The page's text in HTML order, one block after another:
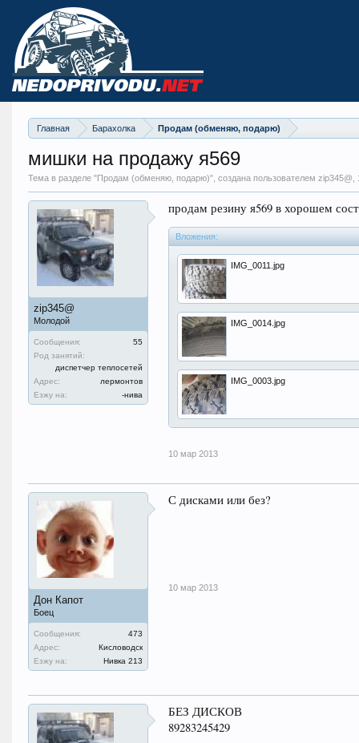
Главная Барахолка Продам (обменяю, подарю)
мишки на продажу я569
Тема в разделе "Продам (обменяю, подарю)", создана пользователем zip345@,
zip345@
Молодой
Сообщения:
55
Род занятий:
диспетчер теплосетей
Адрес:
лермонтов
Езжу на:
-нива
продам резину я569 в хорошем
Вложения:
IMG_0011.jpg
IMG_0014.jpg
IMG_0003.jpg
10 мар 2013
Дон Капот
Боец
Сообщения:
473
Адрес:
Кисловодск
Езжу на:
Нивка 213
С дисками или без?
10 мар 2013
БЕЗ ДИСКОВ
89283245429